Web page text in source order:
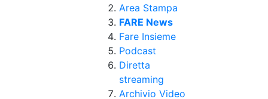
Area Stampa
FARE News
Fare Insieme
Podcast
Diretta
streaming
Archivio Video